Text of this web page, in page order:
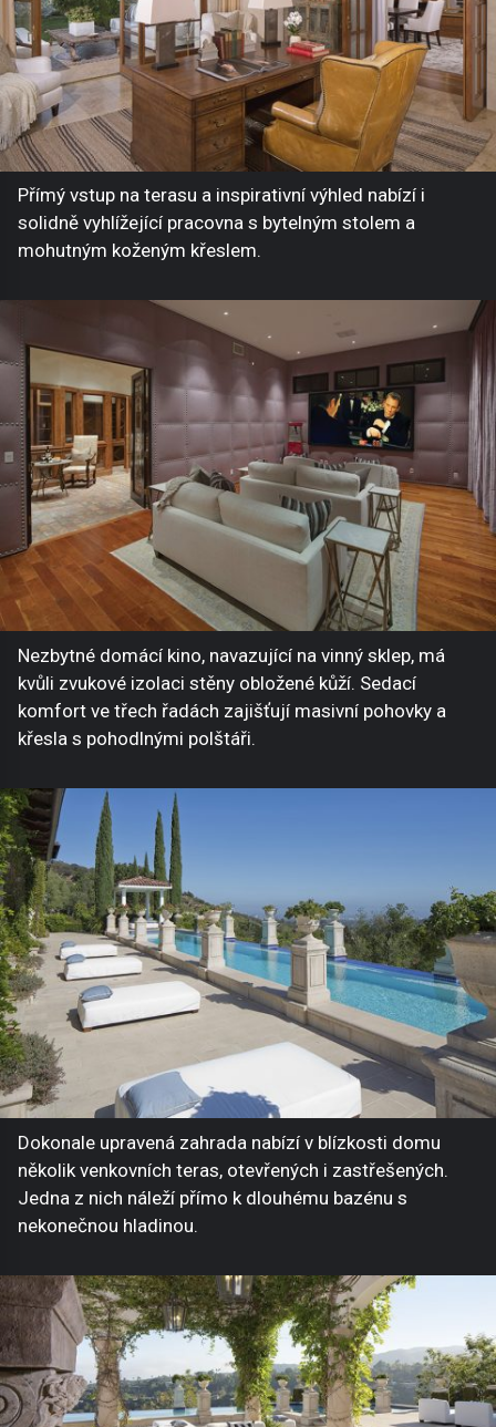
Přímý vstup na terasu a inspirativní výhled nabízí i
solidně vyhlížející pracovna s bytelným stolem a
mohutným koženým křeslem.
Nezbytné domácí kino, navazující na vinný sklep, má
kvůli zvukové izolaci stěny obložené kůží. Sedací
komfort ve třech řadách zajišťují masivní pohovky a
křesla s pohodlnými polštáři.
Dokonale upravená zahrada nabízí v blízkosti domu
několik venkovních teras, otevřených i zastřešených.
Jedna z nich náleží přímo k dlouhému bazénu s
nekonečnou hladinou.